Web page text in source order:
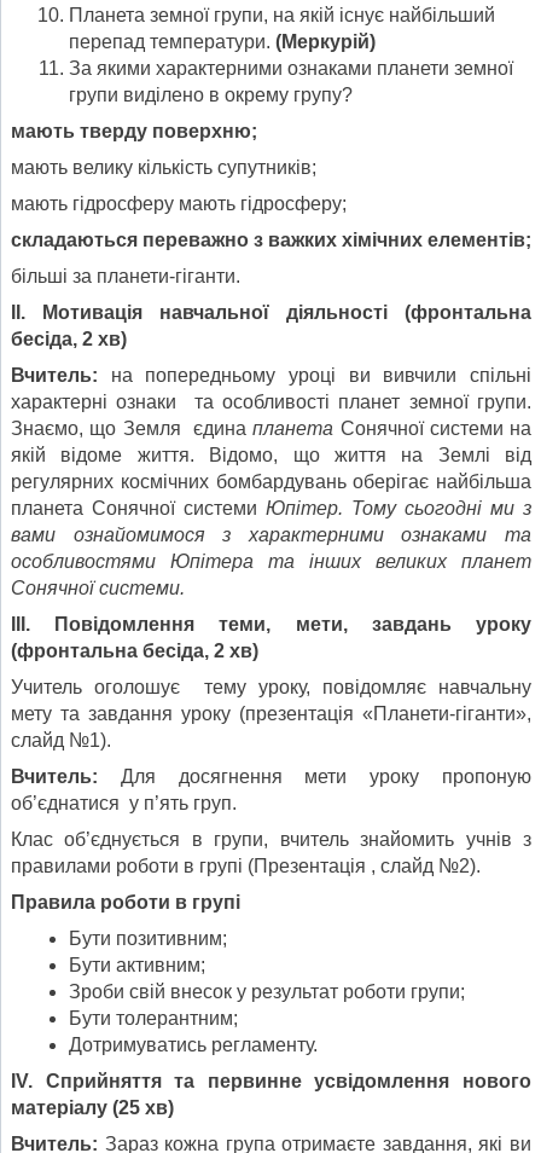
Планета земної групи, на якій існує найбільший
перепад температури. (Меркурій)
За якими характерними ознаками планети земної
групи виділено в окрему групу?
мають тверду поверхню;
мають велику кількість супутників;
мають гідросферу мають гідросферу;
складаються переважно з важких хімічних елементів;
більші за планети-гіганти.
ІІ. Мотивація навчальної діяльності (фронтальна
бесіда, 2 хв)
Вчитель: на попередньому уроці ви вивчили спільні
характерні ознаки та особливості планет земної групи.
Знаємо, що Земля єдинапланета Сонячної системи на
якій відоме життя. Відомо, що життя на Землі від
регулярних космічних бомбардувань оберігає найбільша
планета Сонячної системи Юпітер. Тому сьогодні ми з
вами ознайомимося з характерними ознаками та
особливостями Юпітера та інших великих планет
Сонячної системи.
ІІІ. Повідомлення теми, мети, завдань уроку
(фронтальна бесіда, 2 хв)
Учитель оголошує тему уроку, повідомляє навчальну
мету та завдання уроку (презентація «Планети-гіганти»,
слайд №1).
Вчитель: Для досягнення мети уроку пропоную
об’єднатися у п’ять груп.
Клас об’єднується в групи, вчитель знайомить учнів з
правилами роботи в групі (Презентація , слайд №2).
Правила роботи в групі
Бути позитивним;
Бути активним;
Зроби свій внесок у результат роботи групи;
Бути толерантним;
Дотримуватись регламенту.
IV. Сприйняття та первинне усвідомлення нового
матеріалу (25 хв)
Вчитель: Зараз кожна група отримаєте завдання, які ви